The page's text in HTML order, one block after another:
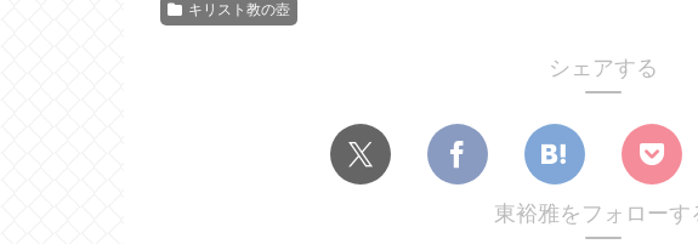
キリスト教の壺
シェアする
東裕雅をフォローす